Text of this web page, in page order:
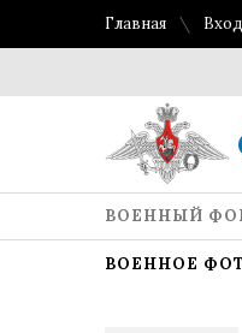
Главная Вход
ВОЕННЫЙ
ВОЕННОЕ